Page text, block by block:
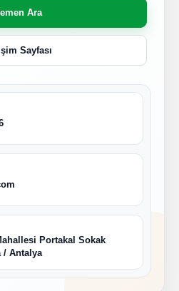
Ara
Sayfası
Portakal Sokak
/ Antalya